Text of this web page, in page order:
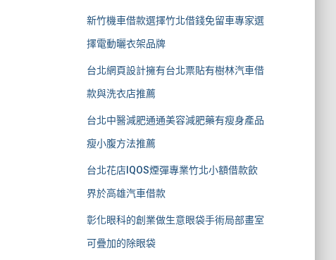
新竹機車借款選擇竹北借錢免留車專家選
擇電動曬衣架品牌
台北網頁設計擁有台北票貼有樹林汽車借
款與洗衣店推薦
台北中醫減肥通通美容減肥藥有瘦身產品
瘦小腹方法推薦
台北花店IQOS煙彈專業竹北小額借款飲
界於高雄汽車借款
彰化眼科的創業做生意眼袋手術局部畫室
可疊加的除眼袋